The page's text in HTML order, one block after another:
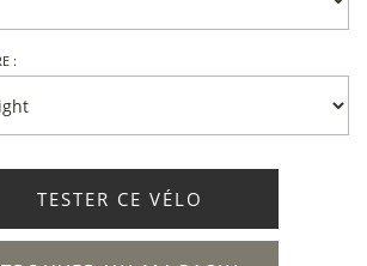
:
TESTER CE VÉLO